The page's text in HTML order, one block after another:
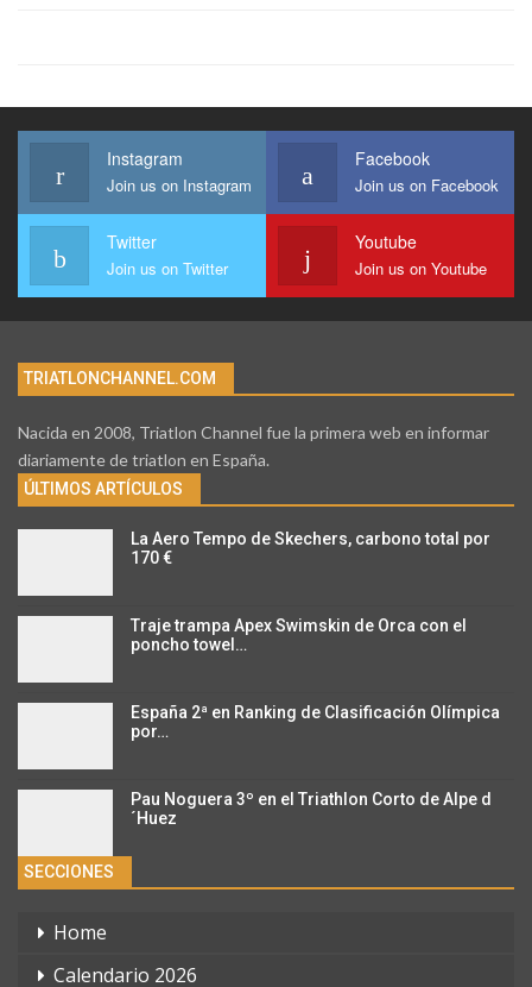
Instagram
Join us on Instagram
Facebook
Join us on Facebook
Twitter
Join us on Twitter
Youtube
Join us on Youtube
TRIATLONCHANNEL.COM
Nacida en 2008, Triatlon Channel fue la primera web en informar
diariamente de triatlon en España.
ÚLTIMOS ARTÍCULOS
La Aero Tempo de Skechers, carbono total por
170 €
Traje trampa Apex Swimskin de Orca con el
poncho towel…
España 2ª en Ranking de Clasificación Olímpica
por…
Pau Noguera 3º en el Triathlon Corto de Alpe d
´Huez
SECCIONES
Home
Calendario 2026